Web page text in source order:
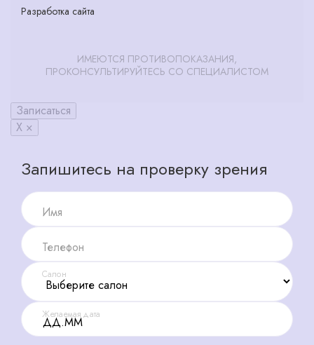
Разработка сайта
ИМЕЮТСЯ ПРОТИВОПОКАЗАНИЯ,
ПРОКОНСУЛЬТИРУЙТЕСЬ СО СПЕЦИАЛИСТОМ
Записаться
X ×
Запишитесь на проверку зрения
Имя
Телефон
Салон
Желаемая дата